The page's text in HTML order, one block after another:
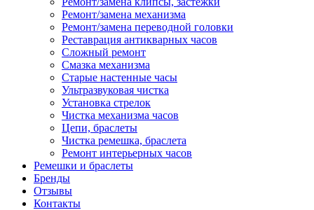
Ремонт/замена механизма
Ремонт/замена переводной головки
Реставрация антикварных часов
Сложный ремонт
Смазка механизма
Старые настенные часы
Ультразвуковая чистка
Установка стрелок
Чистка механизма часов
Цепи, браслеты
Чистка ремешка, браслета
Ремонт интерьерных часов
Ремешки и браслеты
Бренды
Отзывы
Контакты